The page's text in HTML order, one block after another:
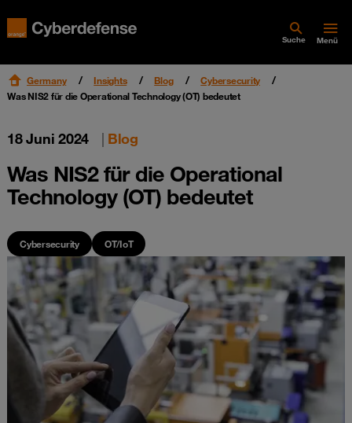
Suche Menü
Germany Insights Blog
Cybersecurity
Was NIS2 für die Operational Technology (OT) bedeutet
18 Juni 2024 | Blog
Was NIS2 für die Operational
Technology (OT) bedeutet
Cybersecurity OT/IoT